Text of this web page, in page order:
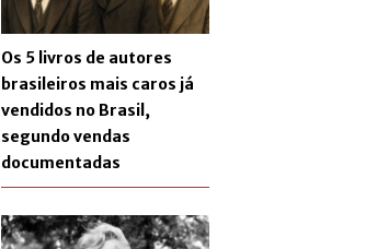
Os 5 livros de autores
brasileiros mais caros já
vendidos no Brasil,
segundo vendas
documentadas